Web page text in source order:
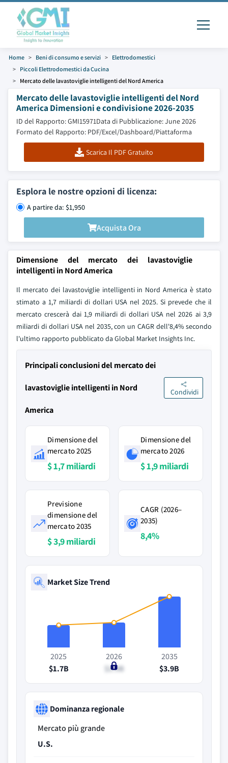
Home Beni di consumo e servizi
Elettrodomestici
Piccoli Elettrodomestici da Cucina
Mercato delle lavastoviglie intelligenti del Nord America
Mercato delle lavastoviglie intelligenti del Nord
America Dimensioni e condivisione 2026-2035
ID del Rapporto: GMI15971Data di Pubblicazione: June 2026
Formato del Rapporto: PDF/Excel/Dashboard/Piattaforma
Scarica Il PDF Gratuito
Esplora le nostre opzioni di licenza:
A partire da: $1,950
Acquista Ora
Dimensione del mercato dei lavastoviglie
intelligenti in Nord America
Il mercato dei lavastoviglie intelligenti in Nord America è stato
stimato a 1,7 miliardi di dollari USA nel 2025. Si prevede che il
mercato crescerà dai 1,9 miliardi di dollari USA nel 2026 ai 3,9
miliardi di dollari USA nel 2035, con un CAGR dell'8,4% secondo
l'ultimo rapporto pubblicato da Global Market Insights Inc.
Principali conclusioni del mercato dei
lavastoviglie intelligenti in Nord
America
Condividi
Dimensione del
mercato 2025
$ 1,7 miliardi
Dimensione del
mercato 2026
$ 1,9 miliardi
Previsione
dimensione del
mercato 2035
$ 3,9 miliardi
CAGR (2026–
2035)
8,4%
Market Size Trend
2025
$1.7B
2026
$1.9B
2035
$3.9B
Dominanza regionale
Mercato più grande
U.S.